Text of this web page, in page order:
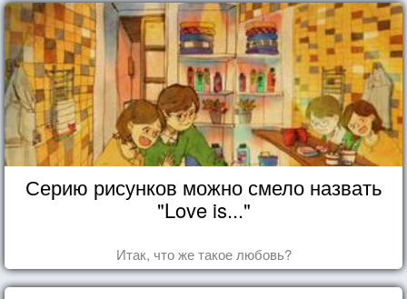
Серию рисунков можно смело назвать
"Love is..."
Итак, что же такое любовь?